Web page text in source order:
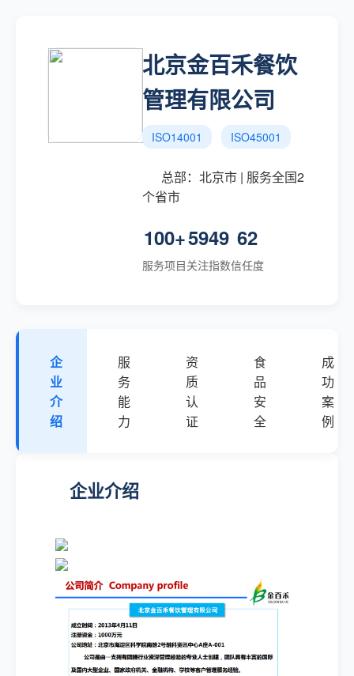
北京金百禾餐饮
管理有限公司
ISO14001 ISO45001
总部：北京市 | 服务全国2
个省市
100+
服务项目
5949
关注指数
62
信任度
企
业
介
绍
服
务
能
力
资
质
认
证
食
品
安
全
成
功
案
例
企业介绍